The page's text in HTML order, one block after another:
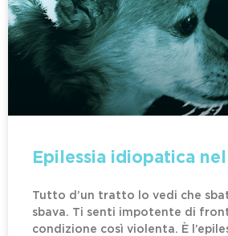
Epilessia idiopatica
Tutto d’un tratto lo vedi che
sbava. Ti senti impotente di
condizione così violenta. È